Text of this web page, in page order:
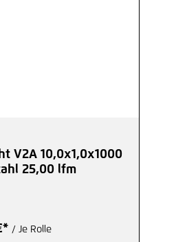
V2A 10,0x1,0x1000
25,00 lfm
/ Je Rolle